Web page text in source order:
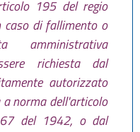
195 del regio
di fallimento o
amministrativa
richiesta dal
autorizzato
norma dell'articolo
del 1942, o dal